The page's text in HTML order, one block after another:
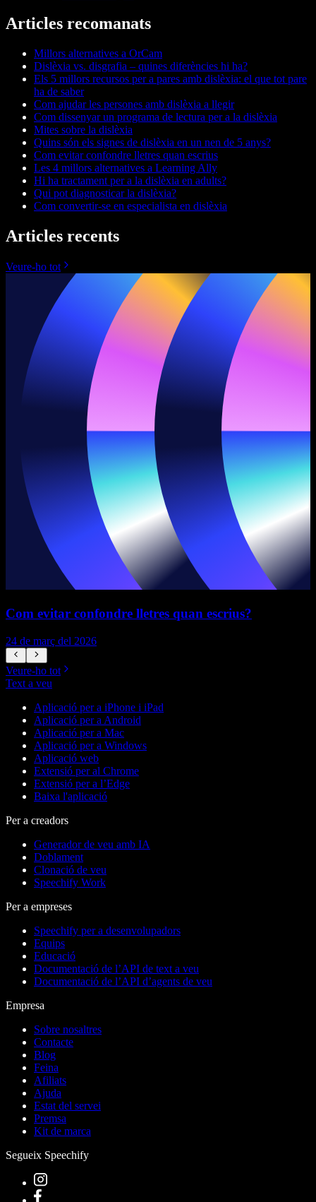
Articles recomanats
Millors alternatives a OrCam
Dislèxia vs. disgrafia – quines diferències hi ha?
Els 5 millors recursos per a pares amb dislèxia: el que tot pare
ha de saber
Com ajudar les persones amb dislèxia a llegir
Com dissenyar un programa de lectura per a la dislèxia
Mites sobre la dislèxia
Quins són els signes de dislèxia en un nen de 5 anys?
Com evitar confondre lletres quan escrius
Les 4 millors alternatives a Learning Ally
Hi ha tractament per a la dislèxia en adults?
Qui pot diagnosticar la dislèxia?
Com convertir-se en especialista en dislèxia
Articles recents
Veure-ho tot
Com evitar confondre lletres quan escrius?
24 de març del 2026
Veure-ho tot
Text a veu
Aplicació per a iPhone i iPad
Aplicació per a Android
Aplicació per a Mac
Aplicació per a Windows
Aplicació web
Extensió per al Chrome
Extensió per a l’Edge
Baixa l'aplicació
Per a creadors
Generador de veu amb IA
Doblament
Clonació de veu
Speechify Work
Per a empreses
Speechify per a desenvolupadors
Equips
Educació
Documentació de l’API de text a veu
Documentació de l’API d’agents de veu
Empresa
Sobre nosaltres
Contacte
Blog
Feina
Afiliats
Ajuda
Estat del servei
Premsa
Kit de marca
Segueix Speechify